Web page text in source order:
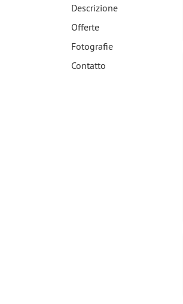
Descrizione
Offerte
Fotografie
Contatto